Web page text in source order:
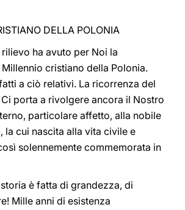
DELLA POLONIA
ha avuto per Noi la
cristiano della Polonia.
a ciò relativi. La ricorrenza del
porta a rivolgere ancora il Nostro
particolare affetto, alla nobile
la cui nascita alla vita civile e
solennemente commemorata in
è fatta di grandezza, di
Mille anni di esistenza